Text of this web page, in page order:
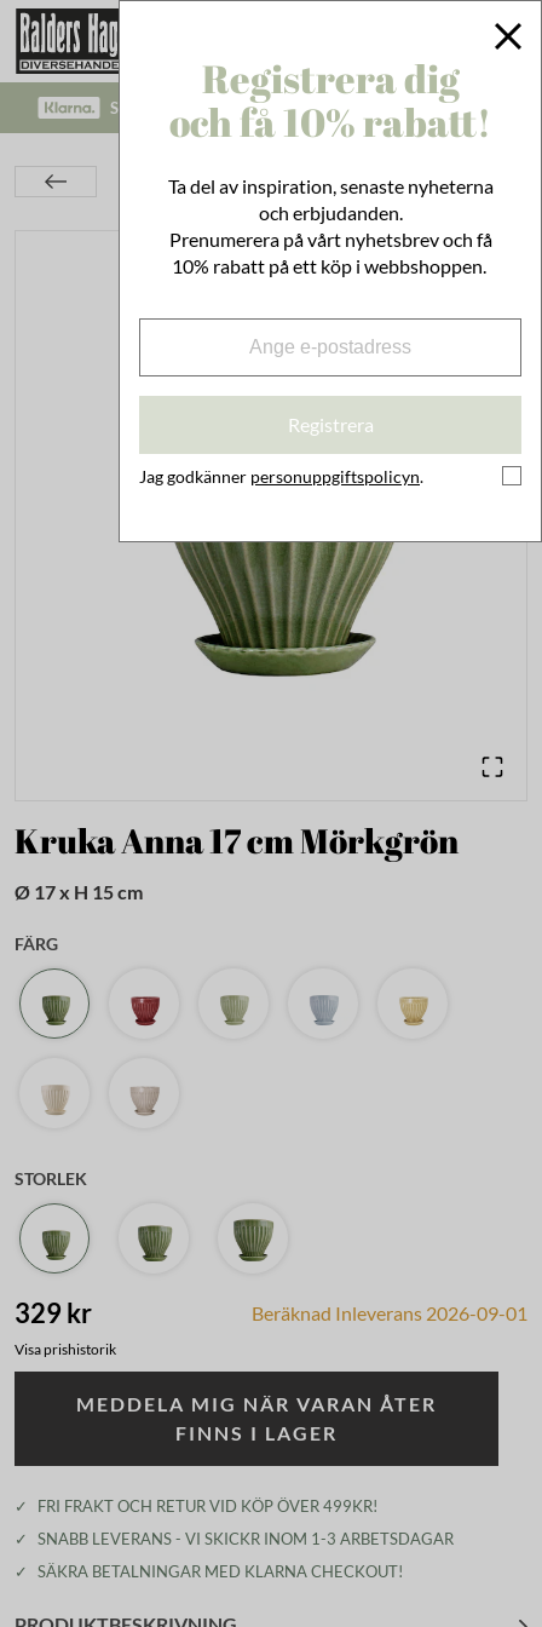
SÄKRA BETALNINGAR MED KLARNA CHECKOUT!
Kruka Anna 17 cm Mörkgrön
Kruka Anna 17 cm Mörkgrön
Ø 17 x H 15 cm
FÄRG
STORLEK
329 kr Beräknad Inleverans 2026-09-01
Visa prishistorik
MEDDELA MIG NÄR VARAN ÅTER
FINNS I LAGER
✓
FRI FRAKT OCH RETUR VID KÖP ÖVER 499KR!
✓
SNABB LEVERANS - VI SKICKR INOM 1-3 ARBETSDAGAR
✓
SÄKRA BETALNINGAR MED KLARNA CHECKOUT!
Registrera dig
och få 10% rabatt!
Ta del av inspiration, senaste nyheterna
och erbjudanden.
Prenumerera på vårt nyhetsbrev och få
10% rabatt på ett köp i webbshoppen.
Registrera
Jag godkänner personuppgiftspolicyn.